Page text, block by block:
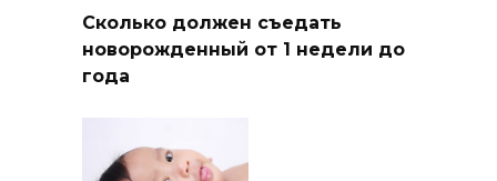
Сколько должен съедать
новорожденный от 1 недели до
года